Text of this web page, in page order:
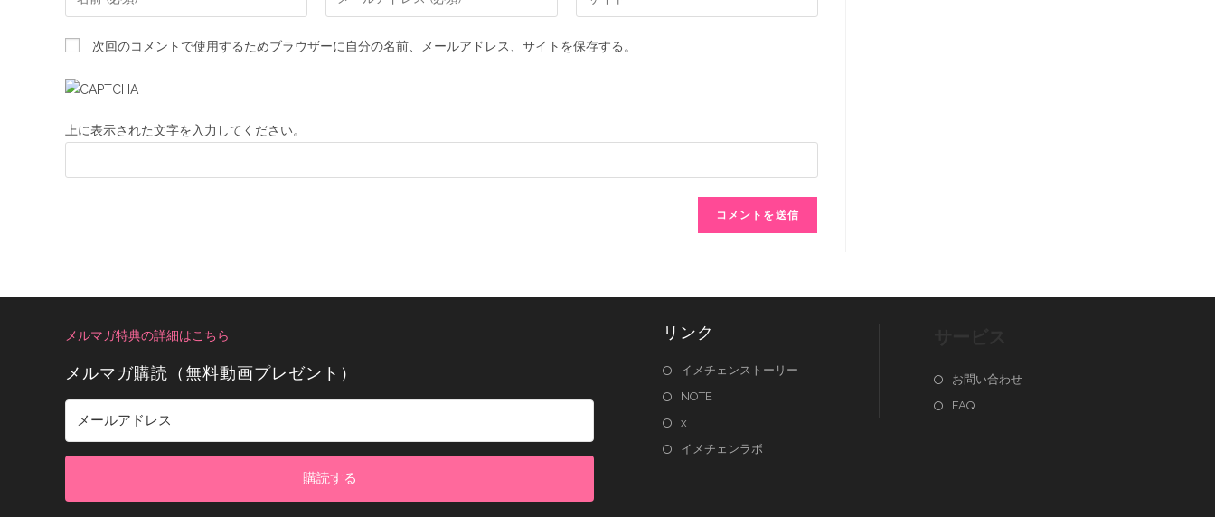
次回のコメントで使用するためブラウザーに自分の名前、メールアドレス、サイトを保存する。
上に表示された文字を入力してください。
メルマガ特典の詳細はこちら
メルマガ購読（無料動画プレゼント）
購読する
リンク
イメチェンストーリー
NOTE
x
イメチェンラボ
お問い合わせ
FAQ